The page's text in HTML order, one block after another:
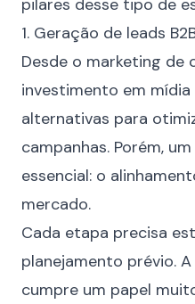
pilares desse tipo de
1. Geração de leads
Desde o marketing de
investimento em
alternativas para
campanhas. Porém,
essencial: o
mercado.
Cada etapa precisa
planejamento prévio. A
cumpre um papel